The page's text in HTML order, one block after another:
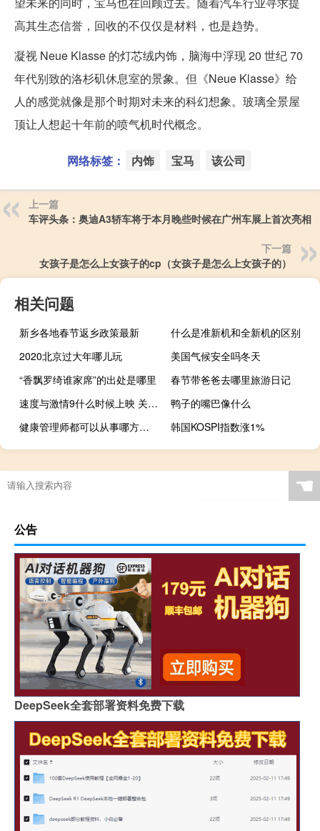
高其生态信誉，回收的不仅仅是材料，也是趋势。
凝视 Neue Klasse 的灯芯绒内饰，脑海中浮现 20 世纪 70
年代别致的洛杉矶休息室的景象。但《Neue Klasse》给
人的感觉就像是那个时期对未来的科幻想象。玻璃全景屋
顶让人想起十年前的喷气机时代概念。
网络标签： 内饰 宝马 该公司
上一篇
车评头条：奥迪A3轿车将于本月晚些时候在广州车展上首次亮相
下一篇
女孩子是怎么上女孩子的cp（女孩子是怎么上女孩子的）
相关问题
新乡各地春节返乡政策最新
什么是准新机和全新机的区别
2020北京过大年哪儿玩
美国气候安全吗冬天
“香飘罗绮谁家席”的出处是哪里
春节带爸爸去哪里旅游日记
速度与激情9什么时候上映 关于速度与激情9什么时候上映的介绍
鸭子的嘴巴像什么
健康管理师都可以从事哪方面的职位
韩国KOSPI指数涨1%
☚
公告
DeepSeek全套部署资料免费下载